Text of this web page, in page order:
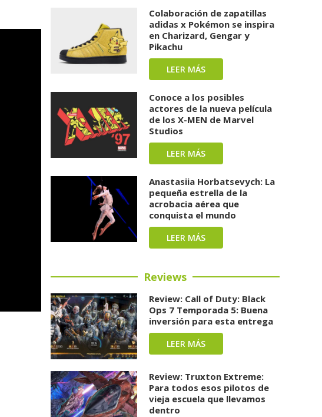
Colaboración de zapatillas
adidas x Pokémon se inspira
en Charizard, Gengar y
Pikachu
LEER MÁS
Conoce a los posibles
actores de la nueva película
de los X-MEN de Marvel
Studios
LEER MÁS
Anastasiia Horbatsevych: La
pequeña estrella de la
acrobacia aérea que
conquista el mundo
LEER MÁS
Reviews
Review: Call of Duty: Black
Ops 7 Temporada 5: Buena
inversión para esta entrega
LEER MÁS
Review: Truxton Extreme:
Para todos esos pilotos de
vieja escuela que llevamos
dentro